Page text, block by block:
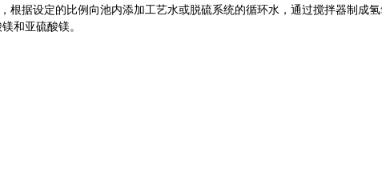
据设定的比例向池内添加工艺水或脱硫系统的循环水，通过搅拌器制成
和亚硫酸镁。